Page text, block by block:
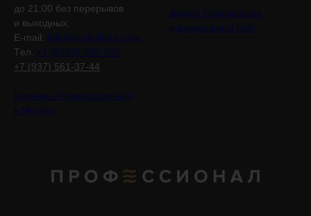
до 21:00 без перерывов
и выходных.
E-mail: info@proficlinica.com
Tел. +7 (8442) 320-320
+7 (937) 561-37-44
Клиника «Профессионал»
в Москве
Доктор Саромыцкая -
официальный сайт